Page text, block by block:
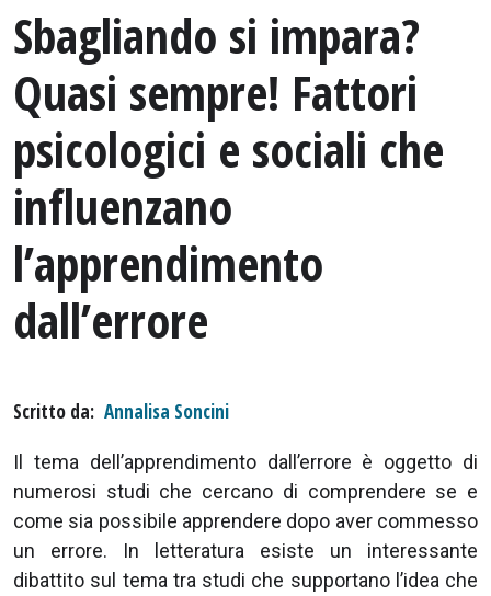
Sbagliando si impara?
Quasi sempre! Fattori
psicologici e sociali che
influenzano
l’apprendimento
dall’errore
Scritto da Annalisa Soncini
Il tema dell’apprendimento dall’errore è oggetto di
numerosi studi che cercano di comprendere se e
come sia possibile apprendere dopo aver commesso
un errore. In letteratura esiste un interessante
dibattito sul tema tra studi che supportano l’idea che